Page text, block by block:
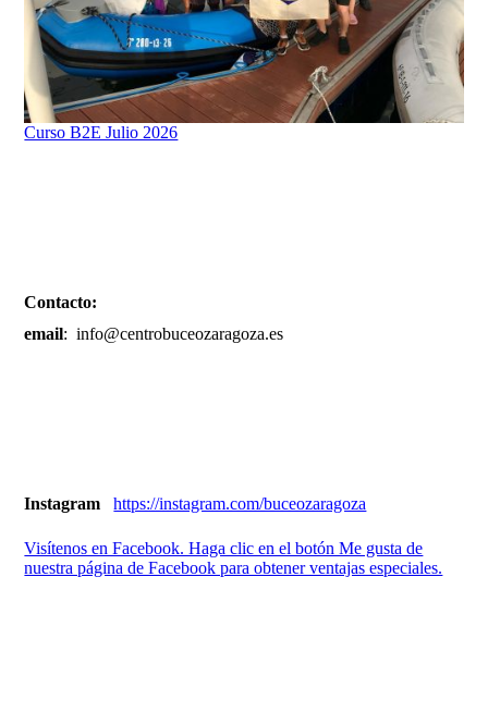
Curso B2E Julio 2026
Contacto:
email: info@centrobuceozaragoza.es
Instagram https://instagram.com/buceozaragoza
Visítenos en Facebook. Haga clic en el botón Me gusta de
nuestra página de Facebook para obtener ventajas especiales.